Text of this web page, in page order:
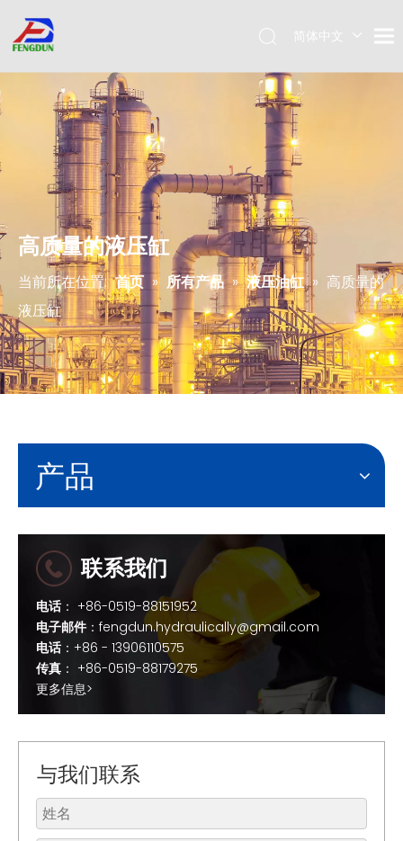
简体中文
English
高质量的液压缸
当前所在位置: 首页 » 所有产品 » 液压油缸 » 高质量的
液压缸
产品
联系我们
电话： +86-0519-88151952
电子邮件： fengdun.hydraulically@gmail.com
电话：+86 - 13906110575
传真 ： +86-0519-88179275
更多信息>
与我们联系